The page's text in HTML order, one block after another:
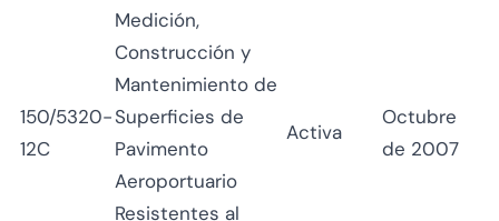
150/5320-
12C
Medición,
Construcción y
Mantenimiento de
Superficies de
Pavimento
Aeroportuario
Resistentes al
Activa
Octubre
de 2007